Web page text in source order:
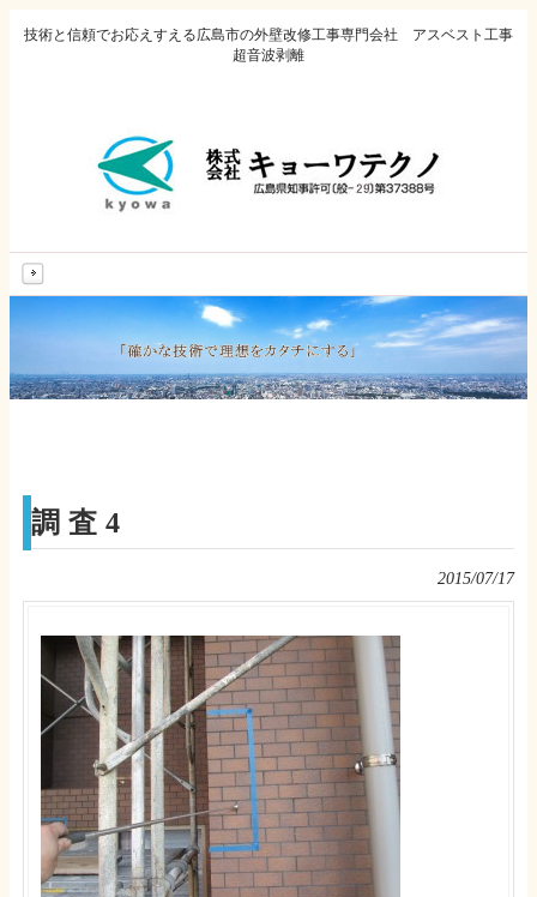
技術と信頼でお応えすえる広島市の外壁改修工事専門会社 アスベスト工事
超音波剥離
調査4
2015/07/17